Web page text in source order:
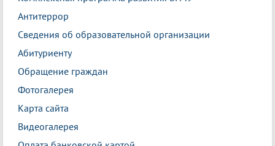
Антитеррор
Сведения об образовательной организации
Абитуриенту
Обращение граждан
Фотогалерея
Карта сайта
Видеогалерея